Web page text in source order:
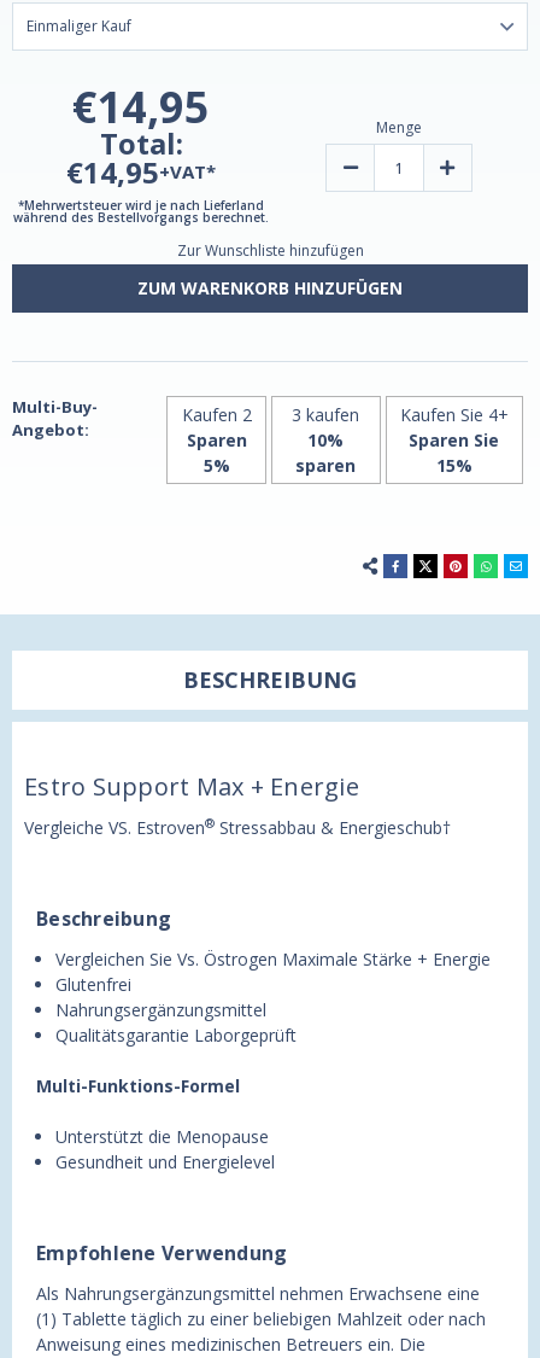
€14,95
Total:
€14,95+VAT*
*Mehrwertsteuer wird je nach Lieferland
während des Bestellvorgangs berechnet.
Menge
Verringern
Estro
Support
Max
Energy
Century
Erhöhen
Support
Energy
Century
Zur Wunschliste hinzufügen
ZUM WARENKORB HINZUFÜGEN
Multi-Buy-
Angebot:
Kaufen 2
Sparen
5%
3 kaufen
10%
sparen
Kaufen Sie 4+
Sparen Sie
15%
BESCHREIBUNG
Estro Support Max + Energie
Vergleiche VS. Estroven® Stressabbau & Energieschub†
Beschreibung
Vergleichen Sie Vs. Östrogen Maximale Stärke + Energie
Glutenfrei
Nahrungsergänzungsmittel
Qualitätsgarantie Laborgeprüft
Multi-Funktions-Formel
Unterstützt die Menopause
Gesundheit und Energielevel
Empfohlene Verwendung
Als Nahrungsergänzungsmittel nehmen Erwachsene eine
(1) Tablette täglich zu einer beliebigen Mahlzeit oder nach
Anweisung eines medizinischen Betreuers ein. Die